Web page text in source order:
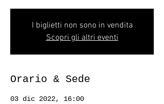
I biglietti non sono in vendita
Scopri gli altri eventi
Orario & Sede
03 dic 2022, 16:00